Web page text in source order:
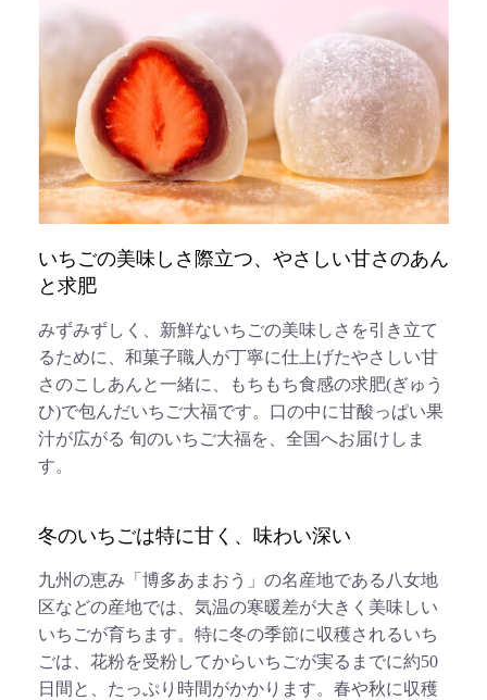
いちごの美味しさ際立つ、やさしい甘さのあん
と求肥
みずみずしく、新鮮ないちごの美味しさを引き立て
るために、和菓子職人が丁寧に仕上げたやさしい甘
さのこしあんと一緒に、もちもち食感の求肥(ぎゅう
ひ)で包んだいちご大福です。口の中に甘酸っぱい果
汁が広がる 旬のいちご大福を、全国へお届けしま
す。
冬のいちごは特に甘く、味わい深い
九州の恵み「博多あまおう」の名産地である八女地
区などの産地では、気温の寒暖差が大きく美味しい
いちごが育ちます。特に冬の季節に収穫されるいち
ごは、花粉を受粉してからいちごが実るまでに約50
日間と、たっぷり時間がかかります。春や秋に収穫